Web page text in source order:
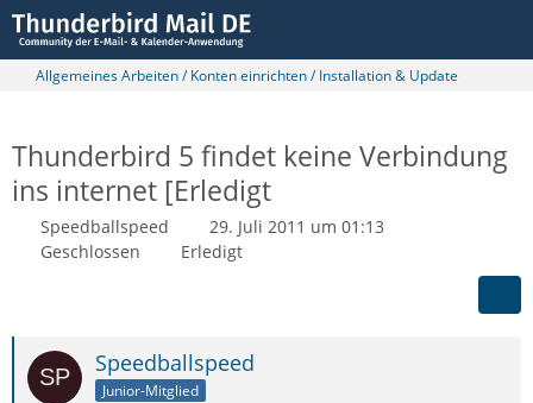
Allgemeines Arbeiten / Konten einrichten / Installation & Update
Thunderbird 5 findet keine Verbindung
ins internet [Erledigt
Speedballspeed
29. Juli 2011 um 01:13
Geschlossen
Erledigt
Speedballspeed
Junior-Mitglied